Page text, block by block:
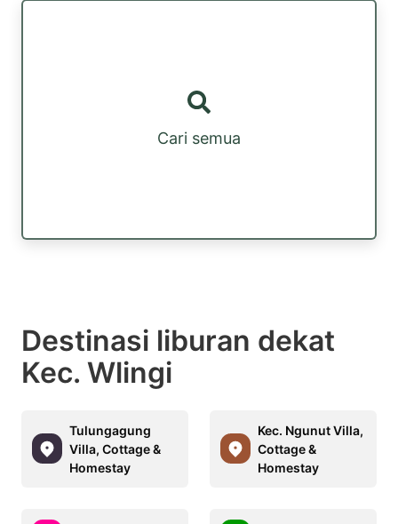
Cari semua
Destinasi liburan dekat
Kec. Wlingi
Tulungagung
Villa, Cottage &
Homestay
Kec. Ngunut Villa,
Cottage &
Homestay